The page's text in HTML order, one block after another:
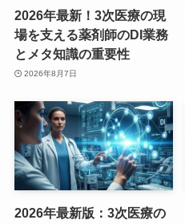
2026年最新！3次医療の現
場を支える薬剤師のDI業務
とメタ知識の重要性
2026年8月7日
2026年最新版：3次医療の